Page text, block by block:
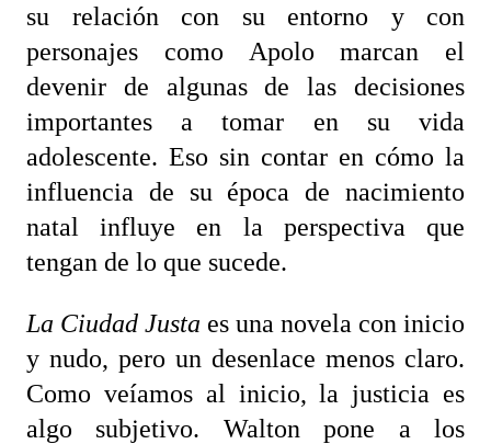
su relación con su entorno y con
personajes como Apolo marcan el
devenir de algunas de las decisiones
importantes a tomar en su vida
adolescente. Eso sin contar en cómo la
influencia de su época de nacimiento
natal influye en la perspectiva que
tengan de lo que sucede.
La Ciudad Justa es una novela con inicio
y nudo, pero un desenlace menos claro.
Como veíamos al inicio, la justicia es
algo subjetivo. Walton pone a los